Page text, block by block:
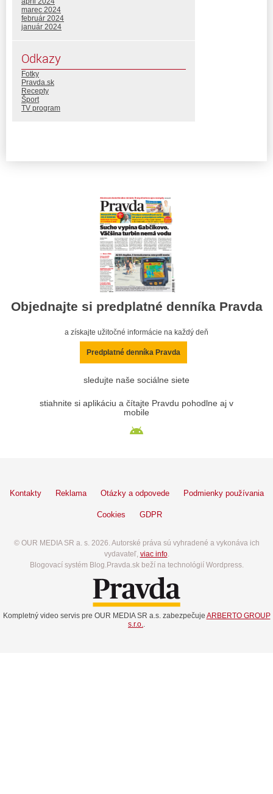
marec 2024
február 2024
január 2024
Odkazy
Fotky
Pravda.sk
Recepty
Šport
TV program
Objednajte si predplatné denníka Pravda
a získajte užitočné informácie na každý deň
Predplatné denníka Pravda
sledujte naše sociálne siete
stiahnite si aplikáciu a čítajte Pravdu pohodlne aj v
mobile
Kontakty Reklama Otázky a odpovede Podmienky používania
Cookies GDPR
© OUR MEDIA SR a. s. 2026. Autorské práva sú vyhradené a vykonáva ich
vydavateľ, viac info.
Blogovací systém Blog.Pravda.sk beží na technológií Wordpress.
Kompletný video servis pre OUR MEDIA SR a.s. zabezpečuje ARBERTO GROUP
s.r.o..